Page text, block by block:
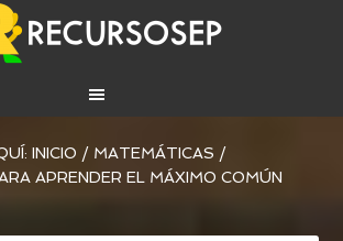
INICIO / MATEMÁTICAS /
APRENDER EL MÁXIMO COMÚN